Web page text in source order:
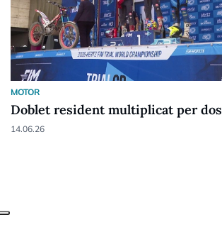
MOTOR
Doblet resident multiplicat per dos
14.06.26